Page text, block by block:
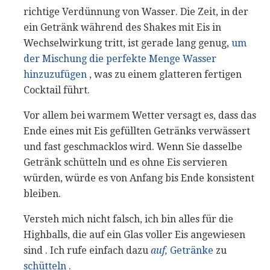
richtige Verdünnung von Wasser. Die Zeit, in der
ein Getränk während des Shakes mit Eis in
Wechselwirkung tritt, ist gerade lang genug, um
der Mischung die perfekte Menge Wasser
hinzuzufügen , was zu einem glatteren fertigen
Cocktail führt.
Vor allem bei warmem Wetter versagt es, dass das
Ende eines mit Eis gefüllten Getränks verwässert
und fast geschmacklos wird. Wenn Sie dasselbe
Getränk schütteln und es ohne Eis servieren
würden, würde es von Anfang bis Ende konsistent
bleiben.
Versteh mich nicht falsch, ich bin alles für die
Highballs, die auf ein Glas voller Eis angewiesen
sind . Ich rufe einfach dazu auf, Getränke zu
schütteln .